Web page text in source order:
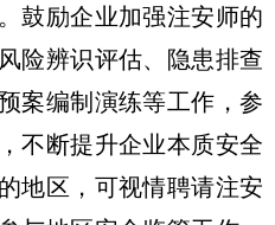
鼓励企业加强注安师的
险辨识评估、隐患排查
案编制演练等工作，参
不断提升企业本质安全
地区，可视情聘请注安